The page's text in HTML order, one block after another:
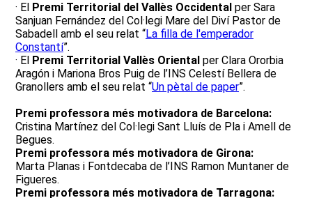
· El Premi Territorial del Vallès Occidental per Sara
Sanjuan Fernández del Col·legi Mare del Diví Pastor de
Sabadell amb el seu relat “La filla de l'emperador
Constantí”.
· El Premi Territorial Vallès Oriental per Clara Ororbia
Aragón i Mariona Bros Puig de l’INS Celestí Bellera de
Granollers amb el seu relat “Un pètal de paper”.
Premi professora més motivadora de Barcelona:
Cristina Martínez del Col·legi Sant Lluís de Pla i Amell de
Begues.
Premi professora més motivadora de Girona:
Marta Planas i Fontdecaba de l’INS Ramon Muntaner de
Figueres.
Premi professora més motivadora de Tarragona: